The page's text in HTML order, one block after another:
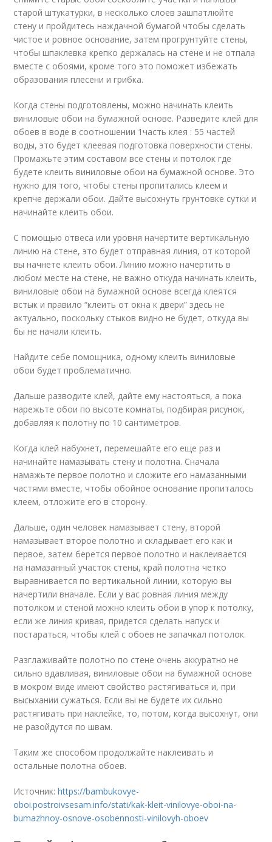
старой штукатурки, в несколько слоев зашпатлюйте
стену и пройдитесь наждачной бумагой чтобы сделать
чистое и ровное основание, затем прогрунтуйте стены,
чтобы шпаклевка крепко держалась на стене и не отпала
вместе с обоями, кроме того это поможет избежать
образования плесени и грибка.
Когда стены подготовлены, можно начинать клеить
виниловые обои на бумажной основе. Разведите клей для
обоев в воде в соотношении 1часть клея : 55 частей
воды, это будет клеевая подготовка поверхности стены.
Промажьте этим составом все стены и потолок где
будете клеить виниловые обои на бумажной основе. Это
нужно для того, чтобы стены пропитались клеем и
крепче держали обои. Дайте высохнуть грунтовке сутки и
начинайте клеить обои.
С помощью отвеса или уровня начертите вертикальную
линию на стене, это будет отправная линия, от которой
вы начнете клеить обои. Линию можно начертить в
любом месте на стене, не важно откуда начинать клеить,
виниловые обои на бумажной основе всегда клеятся
встык и правило “клеить от окна к двери” здесь не
актуально, поскольку стыков видно не будет, откуда вы
бы не начали клеить.
Найдите себе помощника, одному клеить виниловые
обои будет проблематично.
Дальше разводите клей, дайте ему настояться, а пока
нарежьте обои по высоте комнаты, подбирая рисунок,
добавляя к полотну по 10 сантиметров.
Когда клей набухнет, перемешайте его еще раз и
начинайте намазывать стену и полотна. Сначала
намажьте первое полотно и сложите его намазанными
частями вместе, чтобы обойное основание пропиталось
клеем, отложите его в сторону.
Дальше, один человек намазывает стену, второй
намазывает второе полотно и складывает его как и
первое, затем берется первое полотно и наклеивается
на намазанный участок стены, край полотна четко
выравнивается по вертикальной линии, которую вы
начертили вначале. Если у вас ровная линия между
потолком и стеной можно клеить обои в упор к потолку,
если же линия кривая, придется сделать напуск и
постараться, чтобы клей с обоев не запачкал потолок.
Разглаживайте полотно по стене очень аккуратно не
сильно вдавливая, виниловые обои на бумажной основе
в мокром виде имеют свойство растягиваться и, при
высыхании сужаться. Если вы не будете их сильно
растягивать при наклейке, то, потом, когда высохнут, они
не разойдутся по швам.
Таким же способом продолжайте наклеивать и
остальные полотна обоев.
Источник:https://bambukovye-
oboi.postroivsesam.info/stati/kak-kleit-vinilovye-oboi-na-
bumazhnoy-osnove-osobennosti-vinilovyh-oboev